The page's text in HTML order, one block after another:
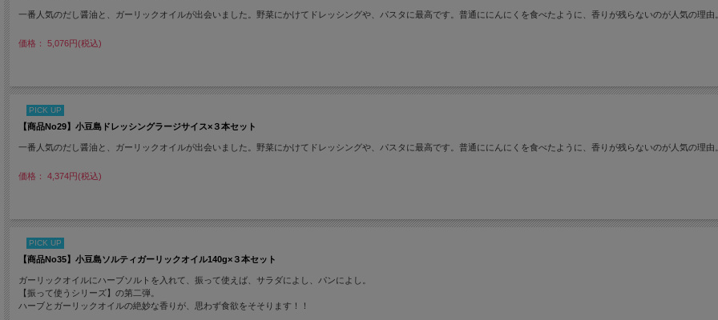
一番人気のだし醤油と、ガーリックオイルが出会いました。野菜にかけてドレッシングや、パスタに最高です。普通ににんにくを食べたように、香りが残らないのが人気の理由
価格： 5,076円(税込)
PICK UP
【商品No29】小豆島ドレッシングラージサイス×３本セット
一番人気のだし醤油と、ガーリックオイルが出会いました。野菜にかけてドレッシングや、パスタに最高です。普通ににんにくを食べたように、香りが残らないのが人気の理由
価格： 4,374円(税込)
PICK UP
【商品No35】小豆島ソルティガーリックオイル140g×３本セット
ガーリックオイルにハーブソルトを入れて、振って使えば、サラダによし、パンによし。
【振って使うシリーズ】の第二弾。
ハーブとガーリックオイルの絶妙な香りが、思わず食欲をそそります！！